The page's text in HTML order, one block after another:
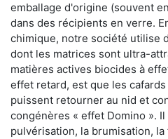
emballage d'origine (souvent
dans des récipients en verre.
chimique, notre société utilise
dont les matrices sont ultra-
matières actives biocides à
effet retard, est que les
puissent retourner au nid et
congénères « effet Domino ».
pulvérisation, la brumisation,